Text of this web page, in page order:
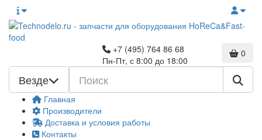
+7 (495) 764 86 68
Пн-Пт, с 8:00 до 18:00
0
Везде
Главная
Производители
Доставка и условия работы
Контакты